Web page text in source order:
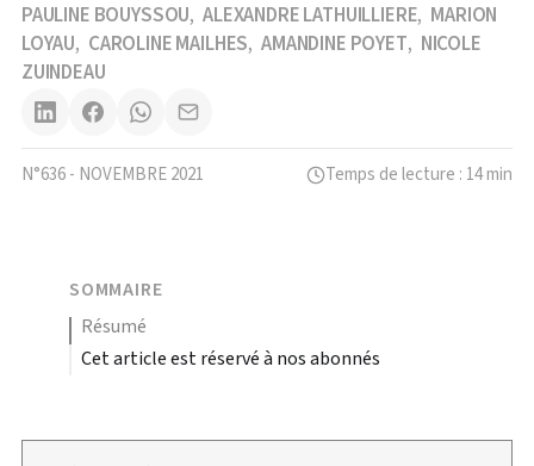
PAULINE BOUYSSOU,ALEXANDRE LATHUILLIERE, MARION
LOYAU, CAROLINE MAILHES,AMANDINE POYET, NICOLE
ZUINDEAU
N°636 - NOVEMBRE 2021 Temps de lecture : 14 min
SOMMAIRE
résumé
Cet article est réservé à nos abonnés